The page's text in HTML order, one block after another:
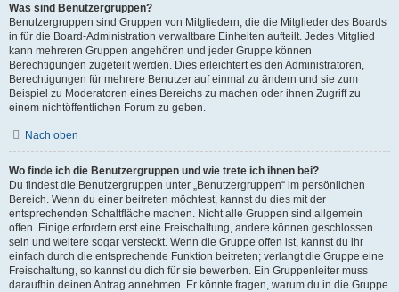
Was sind Benutzergruppen?
Benutzergruppen sind Gruppen von Mitgliedern, die die Mitglieder des Boards
in für die Board-Administration verwaltbare Einheiten aufteilt. Jedes Mitglied
kann mehreren Gruppen angehören und jeder Gruppe können
Berechtigungen zugeteilt werden. Dies erleichtert es den Administratoren,
Berechtigungen für mehrere Benutzer auf einmal zu ändern und sie zum
Beispiel zu Moderatoren eines Bereichs zu machen oder ihnen Zugriff zu
einem nichtöffentlichen Forum zu geben.
Nach oben
Wo finde ich die Benutzergruppen und wie trete ich ihnen bei?
Du findest die Benutzergruppen unter „Benutzergruppen“ im persönlichen
Bereich. Wenn du einer beitreten möchtest, kannst du dies mit der
entsprechenden Schaltfläche machen. Nicht alle Gruppen sind allgemein
offen. Einige erfordern erst eine Freischaltung, andere können geschlossen
sein und weitere sogar versteckt. Wenn die Gruppe offen ist, kannst du ihr
einfach durch die entsprechende Funktion beitreten; verlangt die Gruppe eine
Freischaltung, so kannst du dich für sie bewerben. Ein Gruppenleiter muss
daraufhin deinen Antrag annehmen. Er könnte fragen, warum du in die Gruppe